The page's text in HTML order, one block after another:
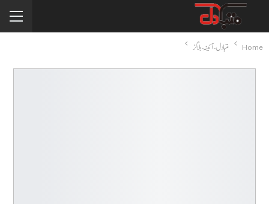
Home متبادل-آئینہ-بلاگز